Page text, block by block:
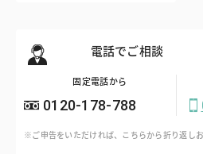
電話でご相談
固定電話から
0120-178-788
※ご申告をいただければ、こちらから折り返し